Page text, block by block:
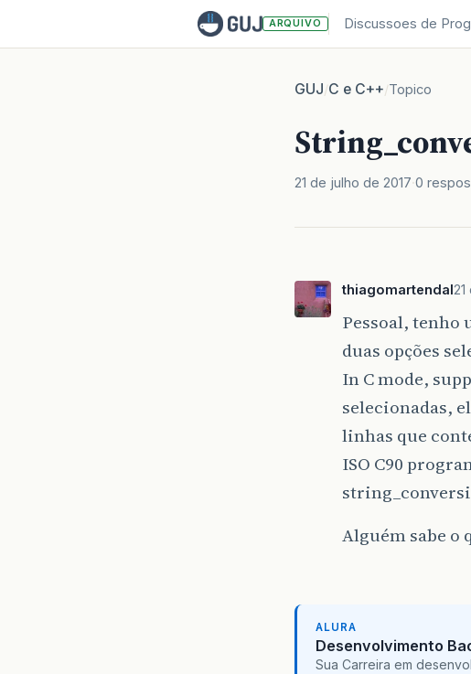
ARQUIVO Discussoes de
GUJ/C e C++/Topico
21 de julho de 2017 0
thiagomartendal
Pessoal,
duas opções
In C mode,
selecionadas,
linhas que
ISO C90
Alguém sabe o
ALURA
Desenvolvimento
Sua Carreira em